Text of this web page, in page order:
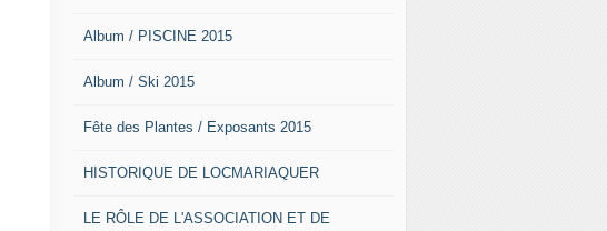
Album / PISCINE 2015
Album / Ski 2015
Fête des Plantes / Exposants 2015
HISTORIQUE DE LOCMARIAQUER
LE RÔLE DE L'ASSOCIATION ET DE